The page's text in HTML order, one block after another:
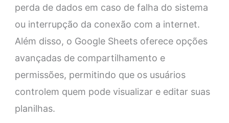
perda de dados em caso de falha do sistema
ou interrupção da conexão com a internet.
Além disso, o Google Sheets oferece opções
avançadas de compartilhamento e
permissões, permitindo que os usuários
controlem quem pode visualizar e editar suas
planilhas.